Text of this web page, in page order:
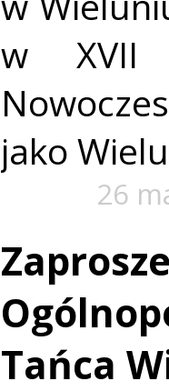
w XVII
jako
26
Tańca